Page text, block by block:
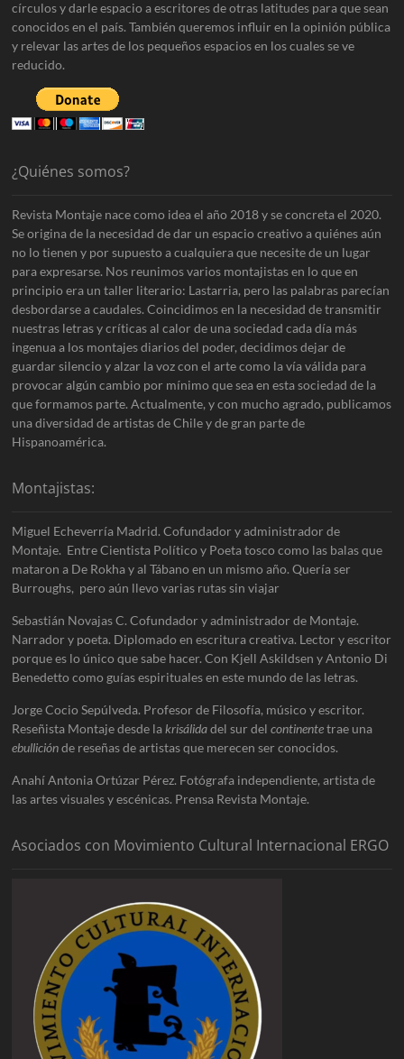
círculos y darle espacio a escritores de otras latitudes para que sean
conocidos en el país. También queremos influir en la opinión pública
y relevar las artes de los pequeños espacios en los cuales se ve
reducido.
¿Quiénes somos?
Revista Montaje nace como idea el año 2018 y se concreta el 2020.
Se origina de la necesidad de dar un espacio creativo a quiénes aún
no lo tienen y por supuesto a cualquiera que necesite de un lugar
para expresarse. Nos reunimos varios montajistas en lo que en
principio era un taller literario: Lastarria, pero las palabras parecían
desbordarse a caudales. Coincidimos en la necesidad de transmitir
nuestras letras y críticas al calor de una sociedad cada día más
ingenua a los montajes diarios del poder, decidimos dejar de
guardar silencio y alzar la voz con el arte como la vía válida para
provocar algún cambio por mínimo que sea en esta sociedad de la
que formamos parte. Actualmente, y con mucho agrado, publicamos
una diversidad de artistas de Chile y de gran parte de
Hispanoamérica.
Montajistas:
Miguel Echeverría Madrid. Cofundador y administrador de
Montaje. Entre Cientista Político y Poeta tosco como las balas que
mataron a De Rokha y al Tábano en un mismo año. Quería ser
Burroughs, pero aún llevo varias rutas sin viajar
Sebastián Novajas C. Cofundador y administrador de Montaje.
Narrador y poeta. Diplomado en escritura creativa. Lector y escritor
porque es lo único que sabe hacer. Con Kjell Askildsen y Antonio Di
Benedetto como guías espirituales en este mundo de las letras.
Jorge Cocio Sepúlveda. Profesor de Filosofía, músico y escritor.
Reseñista Montaje desde lakrisálidadel sur delcontinentetrae una
ebulliciónde reseñas de artistas que merecen ser conocidos.
Anahí Antonia Ortúzar Pérez. Fotógrafa independiente, artista de
las artes visuales y escénicas. Prensa Revista Montaje.
Asociados con Movimiento Cultural Internacional ERGO